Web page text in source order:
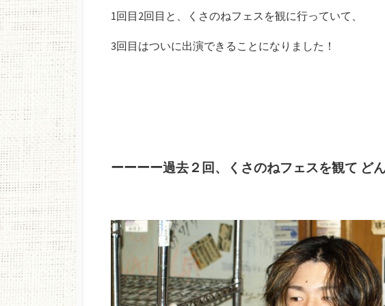
1回目2回目と、くさのねフェスを観に行っていて、
3回目はついに出演できることになりました！
ーーーー過去２回、くさのねフェスを観て ど